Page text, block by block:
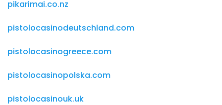
pikarimai.co.nz
pistolocasinodeutschland.com
pistolocasinogreece.com
pistolocasinopolska.com
pistolocasinouk.uk